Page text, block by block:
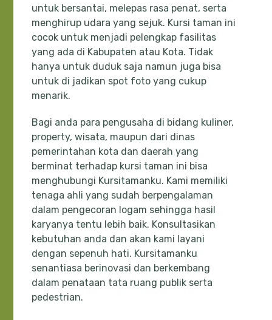
untuk bersantai, melepas rasa penat, serta
menghirup udara yang sejuk. Kursi taman ini
cocok untuk menjadi pelengkap fasilitas
yang ada di Kabupaten atau Kota. Tidak
hanya untuk duduk saja namun juga bisa
untuk di jadikan spot foto yang cukup
menarik.
Bagi anda para pengusaha di bidang kuliner,
property, wisata, maupun dari dinas
pemerintahan kota dan daerah yang
berminat terhadap kursi taman ini bisa
menghubungi Kursitamanku. Kami memiliki
tenaga ahli yang sudah berpengalaman
dalam pengecoran logam sehingga hasil
karyanya tentu lebih baik. Konsultasikan
kebutuhan anda dan akan kami layani
dengan sepenuh hati. Kursitamanku
senantiasa berinovasi dan berkembang
dalam penataan tata ruang publik serta
pedestrian.